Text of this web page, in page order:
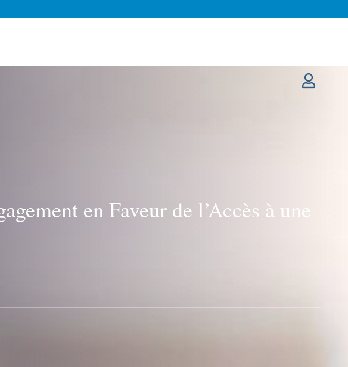
en Faveur de l’Accès à une